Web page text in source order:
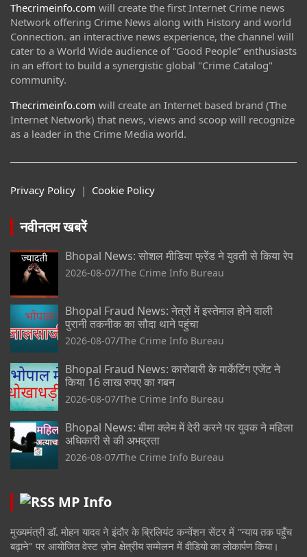
Thecrimeinfo.com will create the first Internet Crime news
Network offering Crime News along with History and world
Connection. an interactive news experience, the channel will
cater to a World Wide audience of “Good People” enthusiasts
in an effort to build a synergistic global "Crime Catalog"
community.
Thecrimeinfo.com will create an Internet based brand (The
Internet Network) that news, views and scoop will recognize
as a leader in the Crime Media world.
Privacy Policy | Cookie Policy
नवीनतम खबरें
Bhopal News: सोशल मीडिया फ्रेंड ने युवती से किया रेप
2026-08-07 The Crime Info Bureau
Bhopal Fraud News: नेत्रों में इस्तेमाल होने वाली
पुरानी तकनीक का सौदा थाने पहुंचा
2026-08-07 The Crime Info Bureau
Bhopal Fraud News: कारोबारी के मार्केटिंग एजेंट ने
किया 16 लाख रुपए का गबन
2026-08-07 The Crime Info Bureau
Bhopal News: बीमा क्लेम में देरी करने पर युवक ने महिला
अधिकारी से की अभद्रता
2026-08-07 The Crime Info Bureau
MP Info
मुख्यमंत्री डॉ. मोहन यादव ने इंदौर के ब्रिलियंट कन्वेंशन सेंटर में "न्याय तक पहुँच
बढ़ाने" पर आयोजित वेस्ट ज़ोन क्षेत्रीय सम्मेलन में वीडियो का लोकार्पण किया।